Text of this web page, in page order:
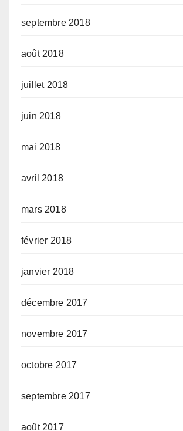
septembre 2018
août 2018
juillet 2018
juin 2018
mai 2018
avril 2018
mars 2018
février 2018
janvier 2018
décembre 2017
novembre 2017
octobre 2017
septembre 2017
août 2017